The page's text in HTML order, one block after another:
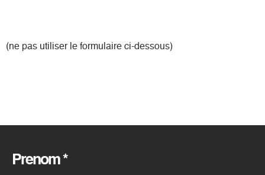
(ne pas utiliser le formulaire ci-dessous)
Prenom*